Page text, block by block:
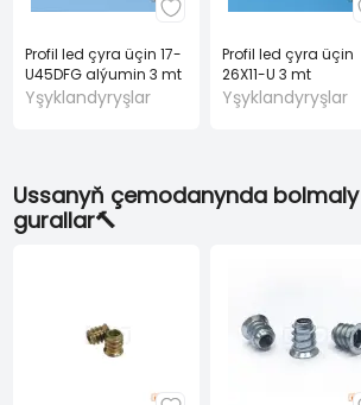
Profil led çyra üçin 17-
U45DFG alýumin 3 mt
Yşyklandyryşlar
Profil led çyra üçin
26X11-U 3 mt
Yşyklandyryşlar
Ussanyň çemodanynda bolmaly
gurallar🔨